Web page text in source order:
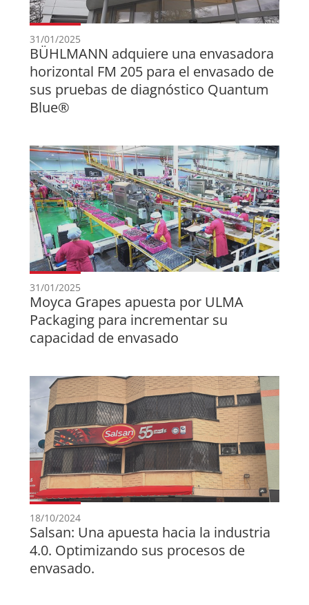
31/01/2025
BÜHLMANN adquiere una envasadora
horizontal FM 205 para el envasado de
sus pruebas de diagnóstico Quantum
Blue®
31/01/2025
Moyca Grapes apuesta por ULMA
Packaging para incrementar su
capacidad de envasado
18/10/2024
Salsan: Una apuesta hacia la industria
4.0. Optimizando sus procesos de
envasado.